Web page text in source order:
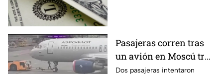
Pasajeras corren tras
un avión en Moscú tras
llegar tarde a su vuelo
Dos pasajeras intentaron